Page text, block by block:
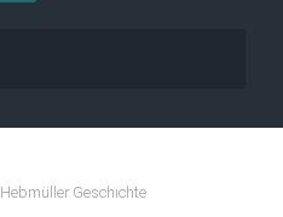
Hebmüller Geschichte